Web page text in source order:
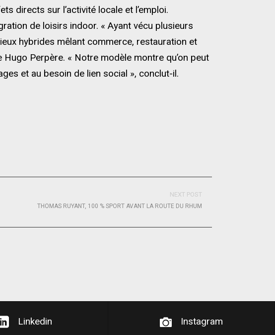
directs sur l’activité locale et l’emploi.
de loisirs indoor. « Ayant vécu plusieurs
hybrides mêlant commerce, restauration et
Perpère. « Notre modèle montre qu’on peut
et au besoin de lien social », conclut-il.
NEXT POST
THOMAS RUYANT, 100 % SPORT AVANT LA ROUTE DU RHUM
Linkedin Instagram